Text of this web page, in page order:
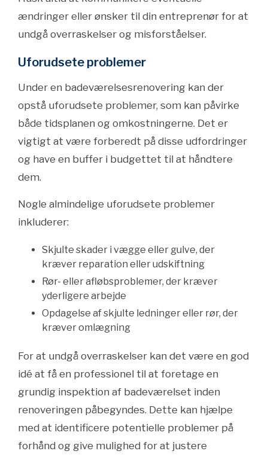
ændringer eller ønsker til din entreprenør for at
undgå overraskelser og misforståelser.
Uforudsete problemer
Under en badeværelsesrenovering kan der
opstå uforudsete problemer, som kan påvirke
både tidsplanen og omkostningerne. Det er
vigtigt at være forberedt på disse udfordringer
og have en buffer i budgettet til at håndtere
dem.
Nogle almindelige uforudsete problemer
inkluderer:
Skjulte skader i vægge eller gulve, der
kræver reparation eller udskiftning
Rør- eller afløbsproblemer, der kræver
yderligere arbejde
Opdagelse af skjulte ledninger eller rør, der
kræver omlægning
For at undgå overraskelser kan det være en god
idé at få en professionel til at foretage en
grundig inspektion af badeværelset inden
renoveringen påbegyndes. Dette kan hjælpe
med at identificere potentielle problemer på
forhånd og give mulighed for at justere